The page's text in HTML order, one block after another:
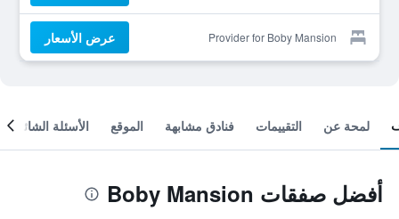
Provider for Boby Mansion عرض الأسعار
لمحة عن التقييمات فنادق مشابهة الموقع الأسئلة الشائعة
أفضل صفقات Boby Mansion